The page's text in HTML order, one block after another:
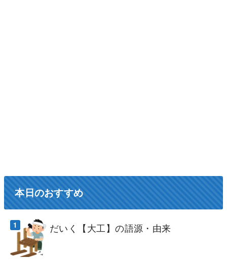
本日のおすすめ
だいく【大工】の語源・由来